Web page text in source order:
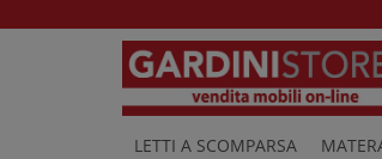
LETTI A SCOMPARSA